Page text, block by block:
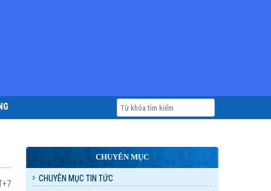
CHUYÊN MỤC
CHUYÊN MỤC TIN TỨC